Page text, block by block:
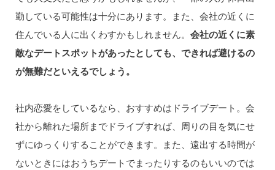
勤している可能性は十分にあります。また、会社の近くに
住んでいる人に出くわすかもしれません。 会社の近くに素
敵なデートスポットがあったとしても、できれば避けるの
が無難だといえるでしょう。
社内恋愛をしているなら、おすすめはドライブデート。会
社から離れた場所までドライブすれば、周りの目を気にせ
ずにゆっくりすることができます。また、遠出する時間が
ないときにはおうちデートでまったりするのもいいのでは